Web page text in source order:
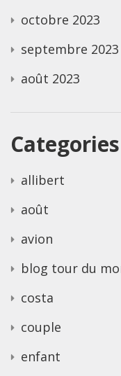
octobre 2023
septembre 2023
août 2023
Categories
allibert
août
avion
blog tour du
costa
couple
enfant